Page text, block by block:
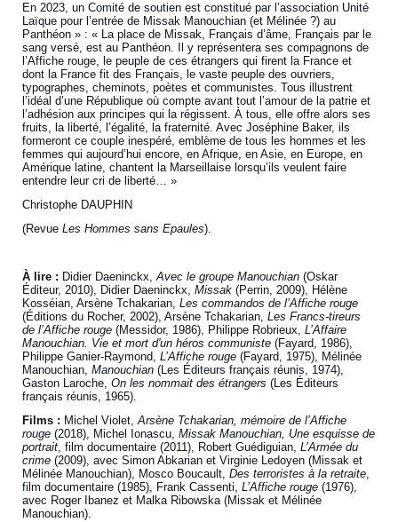
En 2023, un Comité de soutien est constitué par l’association Unité
Laïque pour l’entrée de Missak Manouchian (et Mélinée ?) au
Panthéon » : « La place de Missak, Français d’âme, Français par le
sang versé, est au Panthéon. Il y représentera ses compagnons de
l’Affiche rouge, le peuple de ces étrangers qui firent la France et
dont la France fit des Français, le vaste peuple des ouvriers,
typographes, cheminots, poètes et communistes. Tous illustrent
l’idéal d’une République où compte avant tout l’amour de la patrie et
l’adhésion aux principes qui la régissent. À tous, elle offre alors ses
fruits, la liberté, l’égalité, la fraternité. Avec Joséphine Baker, ils
formeront ce couple inespéré, emblème de tous les hommes et les
femmes qui aujourd’hui encore, en Afrique, en Asie, en Europe, en
Amérique latine, chantent la Marseillaise lorsqu’ils veulent faire
entendre leur cri de liberté… »
Christophe DAUPHIN
(RevueLes Hommes sans Epaules).
À lire : Didier Daeninckx,Avec le groupe Manouchian (Oskar
Éditeur, 2010), Didier Daeninckx,Missak (Perrin, 2009), Hélène
Kosséian, Arsène Tchakarian,Les commandos de l’Affiche rouge
(Éditions du Rocher, 2002), Arsène Tchakarian,Les Francs-tireurs
de l’Affiche rouge (Messidor, 1986), Philippe Robrieux,L’Affaire
Manouchian. Vie et mort d'un héros communiste (Fayard, 1986),
Philippe Ganier-Raymond,L’Affiche rouge (Fayard, 1975), Mélinée
Manouchian,Manouchian (Les Éditeurs français réunis, 1974),
Gaston Laroche,On les nommait des étrangers (Les Éditeurs
français réunis, 1965).
Films : Michel Violet,Arsène Tchakarian, mémoire de l’Affiche
rouge (2018), Michel Ionascu,Missak Manouchian, Une esquisse de
portrait, film documentaire (2011), Robert Guédiguian,L’Armée du
crime (2009), avec Simon Abkarian et Virginie Ledoyen (Missak et
Mélinée Manouchian), Mosco Boucault,Des terroristes à la retraite,
film documentaire (1985), Frank Cassenti,L’Affiche rouge (1976),
avec Roger Ibanez et Malka Ribowska (Missak et Mélinée
Manouchian).